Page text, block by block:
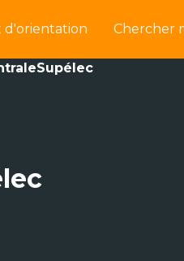
d'orientation Chercher